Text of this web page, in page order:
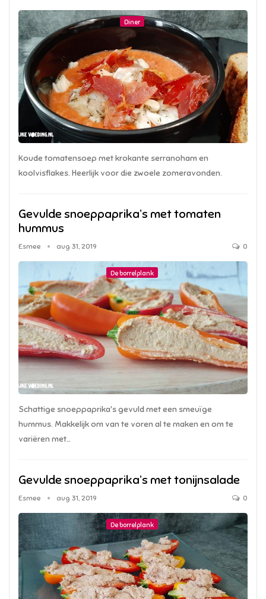
Diner
Koude tomatensoep met krokante serranoham en
koolvisflakes. Heerlijk voor die zwoele zomeravonden.
Gevulde snoeppaprika’s met tomaten
hummus
Esmee aug 31, 2019 0
De borrelplank
Schattige snoeppaprika's gevuld met een smeuïge
hummus. Makkelijk om van te voren al te maken en om te
variëren met…
Gevulde snoeppaprika’s met tonijnsalade
Esmee aug 31, 2019 0
De borrelplank